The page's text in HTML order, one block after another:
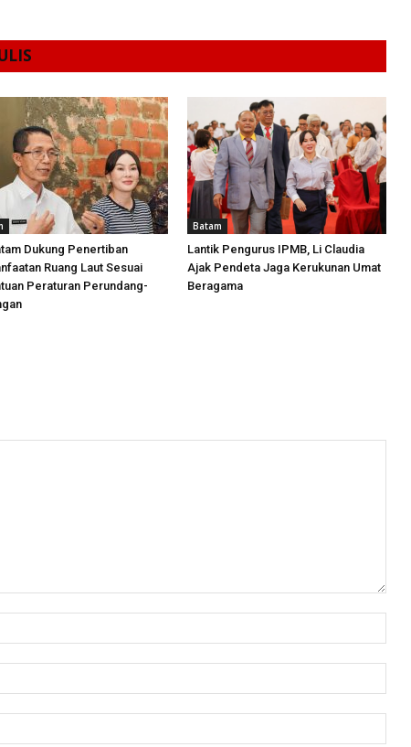
Dukung Penertiban
Ruang Laut Sesuai
Peraturan Perundang-
Batam
Lantik Pengurus IPMB, Li Claudia
Ajak Pendeta Jaga Kerukunan Umat
Beragama